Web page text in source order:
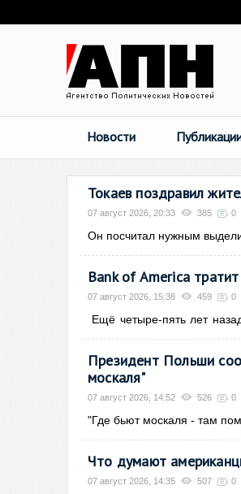
Новости
Токаев поздравил
07 август 2026, 20:33 385 0
Он посчитал нужным
Bank of America
07 август 2026, 15:38 459 0
Ещё четыре-пять лет
Президент Польши
москаля"
07 август 2026, 14:52 526 0
"Где бьют москаля - там
Что думают
07 август 2026, 14:35 507 0